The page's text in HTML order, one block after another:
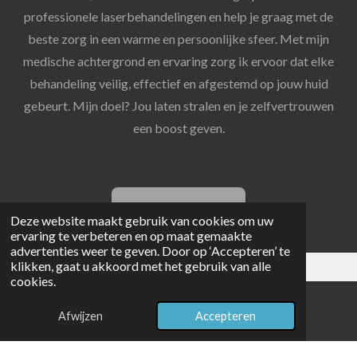
Deze website maakt gebruik van cookies om uw
ervaring te verbeteren en op maat gemaakte
advertenties weer te geven. Door op ‘Accepteren’ te
klikken, gaat u akkoord met het gebruik van alle
cookies.
Afwijzen Accepteren
professionele laserbehandelingen en help je graag met de
beste zorg in een warme en persoonlijke sfeer. Met mijn
medische achtergrond en ervaring zorg ik ervoor dat elke
behandeling veilig, effectief en afgestemd op jouw huid
gebeurt. Mijn doel? Jou laten stralen en je zelfvertrouwen
een boost geven.
Maak een afspraak
Powered byJouwWeb